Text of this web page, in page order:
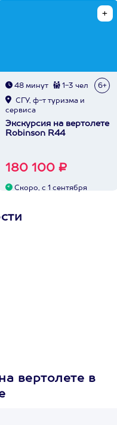
48 минут 1-3 чел 6+
СГУ, ф-т туризма и
сервиса
Экскурсия на вертолете
Robinson R44
180 100 ₽
Скоро, с 1 сентября
вертолете в